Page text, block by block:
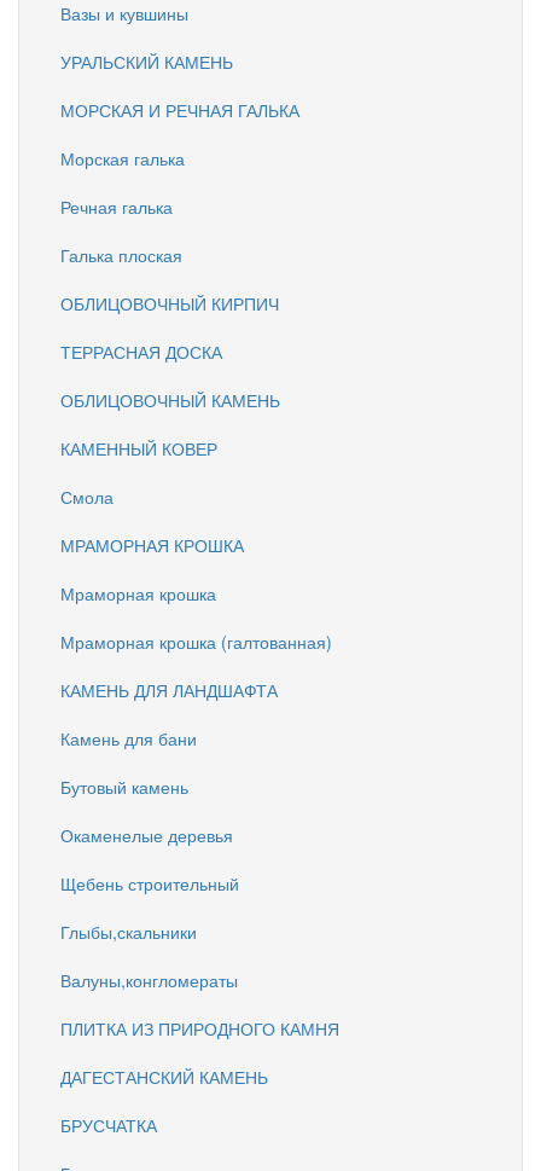
Вазы и кувшины
УРАЛЬСКИЙ КАМЕНЬ
МОРСКАЯ И РЕЧНАЯ ГАЛЬКА
Морская галька
Речная галька
Галька плоская
ОБЛИЦОВОЧНЫЙ КИРПИЧ
ТЕРРАСНАЯ ДОСКА
ОБЛИЦОВОЧНЫЙ КАМЕНЬ
КАМЕННЫЙ КОВЕР
Смола
МРАМОРНАЯ КРОШКА
Мраморная крошка
Мраморная крошка (галтованная)
КАМЕНЬ ДЛЯ ЛАНДШАФТА
Камень для бани
Бутовый камень
Окаменелые деревья
Щебень строительный
Глыбы,скальники
Валуны,конгломераты
ПЛИТКА ИЗ ПРИРОДНОГО КАМНЯ
ДАГЕСТАНСКИЙ КАМЕНЬ
БРУСЧАТКА